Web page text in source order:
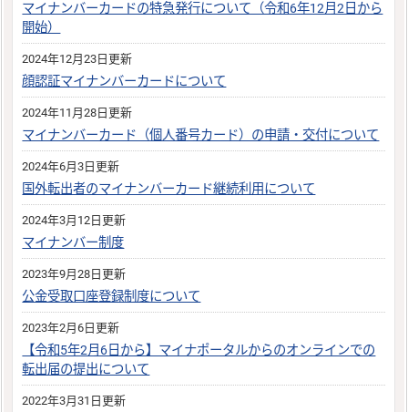
マイナンバーカードの特急発行について（令和6年12月2日から
開始）
2024年12月23日更新
顔認証マイナンバーカードについて
2024年11月28日更新
マイナンバーカード（個人番号カード）の申請・交付について
2024年6月3日更新
国外転出者のマイナンバーカード継続利用について
2024年3月12日更新
マイナンバー制度
2023年9月28日更新
公金受取口座登録制度について
2023年2月6日更新
【令和5年2月6日から】マイナポータルからのオンラインでの
転出届の提出について
2022年3月31日更新